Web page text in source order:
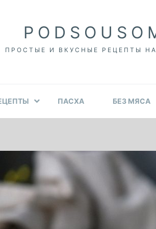
ПРОСТЫЕ И ВКУСНЫЕ РЕЦЕПТЫ
ПАСХА БЕЗ МЯСА